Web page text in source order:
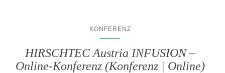
KONFERENZ
HIRSCHTEC Austria INFUSION –
Online-Konferenz (Konferenz | Online)